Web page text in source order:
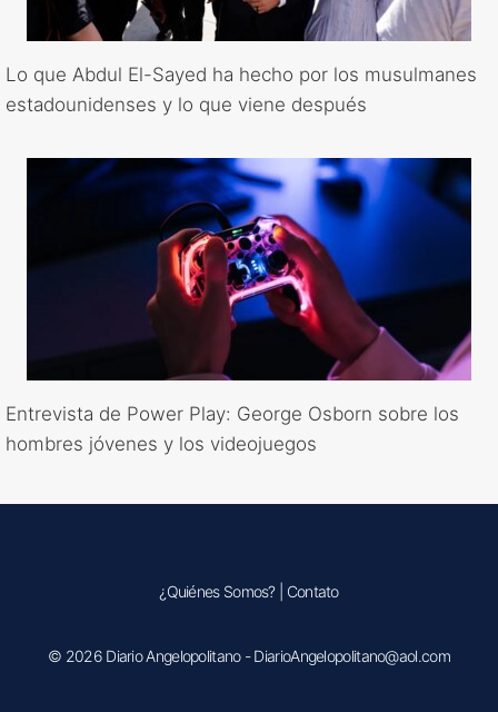
Lo que Abdul El-Sayed ha hecho por los musulmanes
estadounidenses y lo que viene después
Entrevista de Power Play: George Osborn sobre los
hombres jóvenes y los videojuegos
¿Quiénes Somos?| Contato
© 2026 Diario Angelopolitano - DiarioAngelopolitano@aol.com